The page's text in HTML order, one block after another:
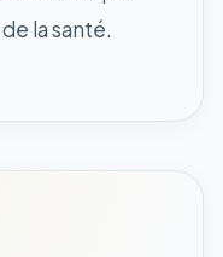
la santé.